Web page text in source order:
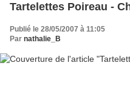
Tartelettes Poireau -
Publié le 28/05/2007 à 11:05
Par nathalie_B